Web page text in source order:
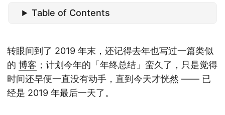
Table of Contents
转眼间到了 2019 年末，还记得去年也写过一篇类似
的 博客 ；计划今年的「年终总结」蛮久了，只是觉得
时间还早便一直没有动手，直到今天才恍然 —— 已
经是 2019 年最后一天了。